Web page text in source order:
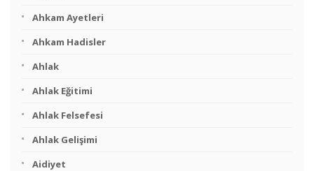
Ahkam Ayetleri
Ahkam Hadisler
Ahlak
Ahlak Eğitimi
Ahlak Felsefesi
Ahlak Gelişimi
Aidiyet